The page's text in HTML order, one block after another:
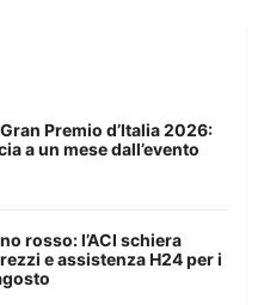
Premio d’Italia 2026:
a un mese dall’evento
rosso: l’ACI schiera
e assistenza H24 per i